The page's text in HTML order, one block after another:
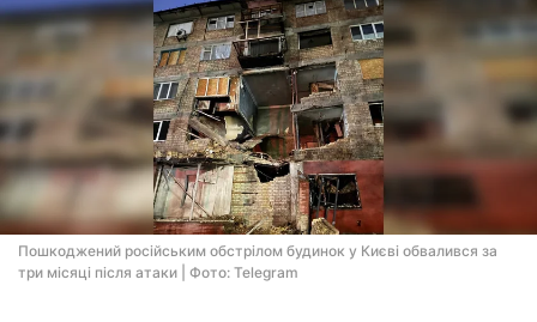
Пошкоджений російським обстрілом будинок у Києві обвалився за
три місяці після атаки | Фото: Telegram